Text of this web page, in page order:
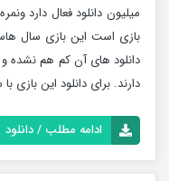
بازی است این بازی سال
دانلود های آن کم هم نشده
دارند. برای دانلود این بازی
ادامه مطلب / دانلود